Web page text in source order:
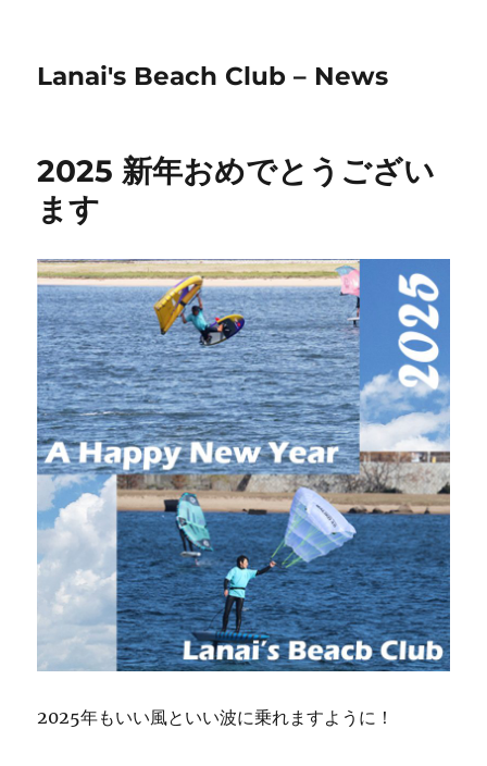
Lanai's Beach Club – News
2025 新年おめでとうござい
ます
2025年もいい風といい波に乗れますように！